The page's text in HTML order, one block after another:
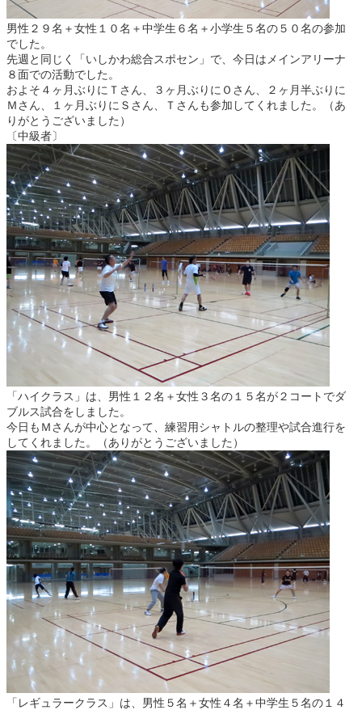
男性２９名＋女性１０名＋中学生６名＋小学生５名の５０名の参加
でした。
先週と同じく「いしかわ総合スポセン」で、今日はメインアリーナ
８面での活動でした。
およそ４ヶ月ぶりにＴさん、３ヶ月ぶりにＯさん、２ヶ月半ぶりに
Ｍさん、１ヶ月ぶりにＳさん、Ｔさんも参加してくれました。（あ
りがとうございました）
〔中級者〕
「ハイクラス」は、男性１２名＋女性３名の１５名が２コートでダ
ブルス試合をしました。
今日もＭさんが中心となって、練習用シャトルの整理や試合進行を
してくれました。（ありがとうございました）
「レギュラークラス」は、男性５名＋女性４名＋中学生５名の１４